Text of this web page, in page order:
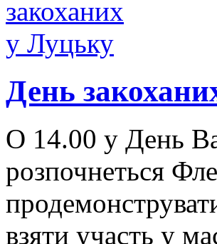
День
О 14.00 у День
розпочнеться
взяти участь у